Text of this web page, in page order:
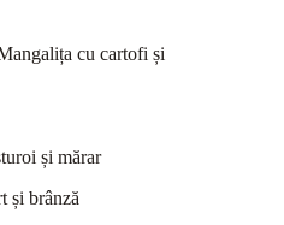
cu cartofi și
și mărar
și brânză